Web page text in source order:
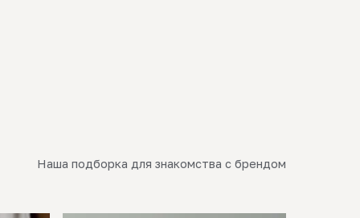
Наша подборка для знакомства с брендом